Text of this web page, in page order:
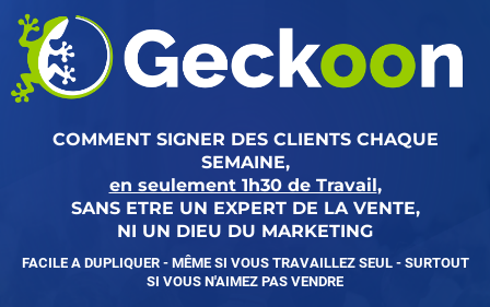
COMMENT SIGNER DES CLIENTS CHAQUE
SEMAINE,
en seulement 1h30 de Travail,
SANS ETRE UN EXPERT DE LA VENTE,
NI UN DIEU DU MARKETING
FACILE A DUPLIQUER - MÊME SI VOUS TRAVAILLEZ SEUL - SURTOUT
SI VOUS N'AIMEZ PAS VENDRE